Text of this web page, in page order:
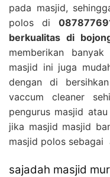
pada masjid,
polos di
berkualitas di
memberikan
masjid ini juga
dengan di
vaccum cleaner
pengurus masjid
jika masjid masjid
masjid polos sebagai
sajadah masjid